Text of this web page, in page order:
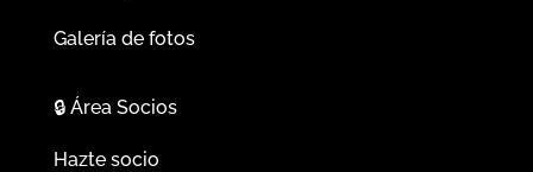
Galería de fotos
🔒Área Socios
Hazte socio